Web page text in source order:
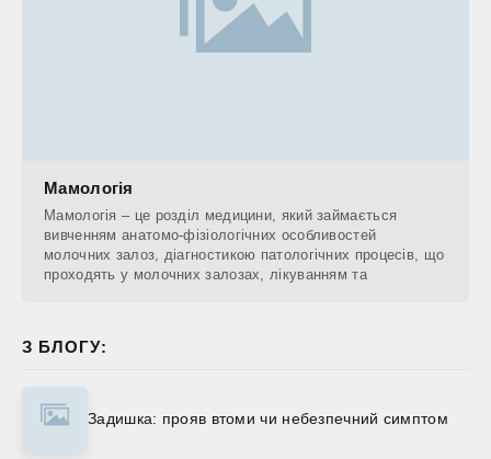
Мамологія
Мамологія – це розділ медицини, який займається
вивченням анатомо-фізіологічних особливостей
молочних залоз, діагностикою патологічних процесів, що
проходять у молочних залозах, лікуванням та
З БЛОГУ:
Задишка: прояв втоми чи небезпечний симптом